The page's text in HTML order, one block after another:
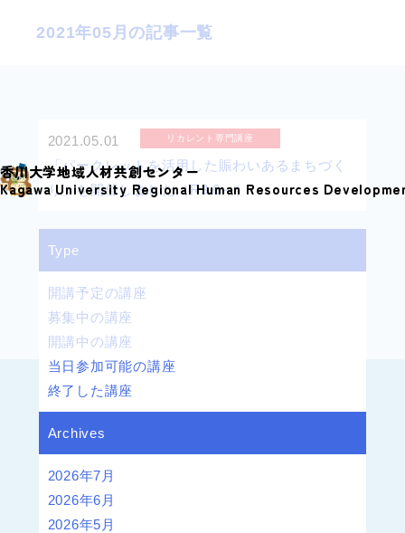
o
香川大学地域人材共創センター
Kagawa University Regional Human Resources
2021年05月の記事一覧
2021.05.01 リカレント専門講座
「パークレットを活用した賑わいあるまちづく
り」を開催しました（R3.6～）
Type
開講予定の講座
募集中の講座
開講中の講座
当日参加可能の講座
終了した講座
Archives
2026年7月
2026年6月
2026年5月